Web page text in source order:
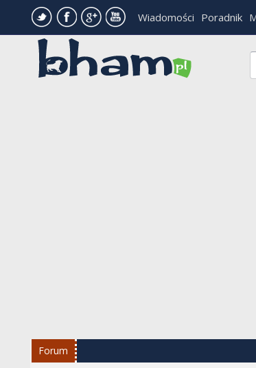
Wiadomości Poradnik
Forum